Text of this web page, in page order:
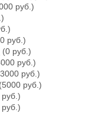
руб.)
руб.)
(0 руб.)
руб.)
руб.)
(5000 руб.)